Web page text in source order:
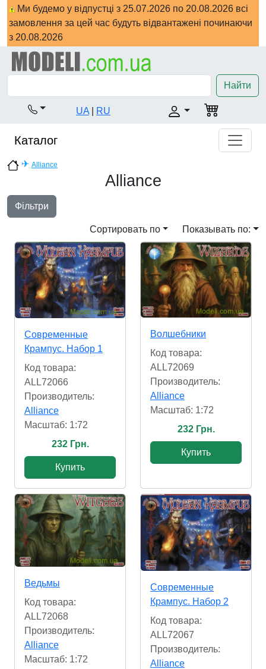
Ми будемо у відпустці з 25.07.2026 по 20.08.2026 всі
замовлення за цей час будуть відвантажені починаючи
з 20.08.2026
Найти
UA RU
Каталог
✈ Alliance
Alliance
Фільтри
Сортировать по Показывать по:
Современные
Крампус. Набор 1
Код товара:
ALL72066
Производитель:
Alliance
Масштаб: 1:72
232 Грн.
Купить
Волшебники
Код товара:
ALL72069
Производитель:
Alliance
Масштаб: 1:72
232 Грн.
Купить
Ведьмы
Код товара:
ALL72068
Производитель:
Alliance
Масштаб: 1:72
Современные
Крампус. Набор 2
Код товара:
ALL72067
Производитель:
Alliance